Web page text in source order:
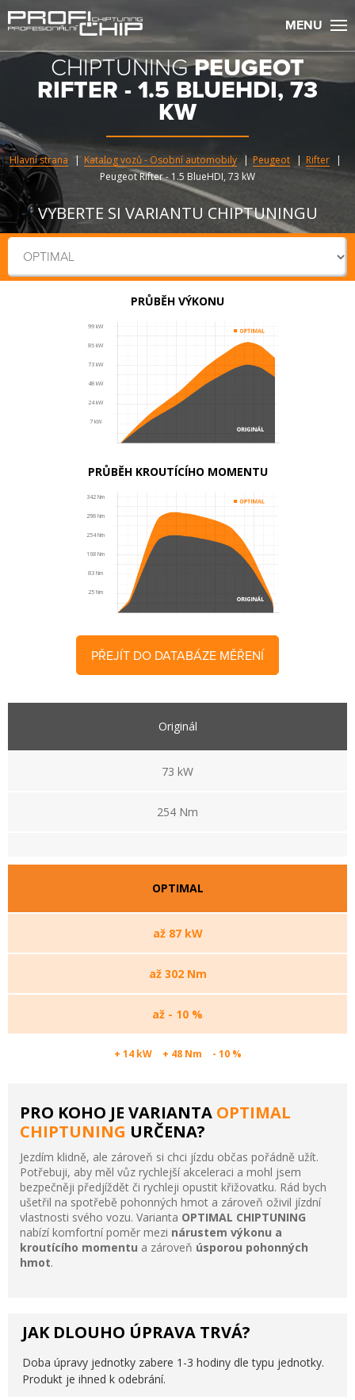
MENU
CHIPTUNING PEUGEOT
RIFTER - 1.5 BLUEHDI, 73
KW
Hlavní strana Katalog vozů - Osobní automobily Peugeot
Rifter
Peugeot Rifter - 1.5 BlueHDI, 73 kW
VYBERTE SI VARIANTU CHIPTUNINGU
PRŮBĚH VÝKONU
99 kW
86 kW
73 kW
48 kW
24 kW
7 kW
PRŮBĚH KROUTÍCÍHO MOMENTU
342 Nm
298 Nm
254 Nm
168 Nm
83 Nm
25 Nm
PŘEJÍT DO DATABÁZE MĚŘENÍ
Originál
73 kW
254 Nm
OPTIMAL
až 87 kW
až 302 Nm
až - 10 %
+ 14 kW + 48 Nm - 10 %
PRO KOHO JE VARIANTA OPTIMAL
CHIPTUNING URČENA?
Jezdím klidně, ale zároveň si chci jízdu občas pořádně užít.
Potřebuji, aby měl vůz rychlejší akceleraci a mohl jsem
bezpečněji předjíždět či rychleji opustit křižovatku. Rád bych
ušetřil na spotřebě pohonných hmot a zároveň oživil jízdní
vlastnosti svého vozu. Varianta OPTIMAL CHIPTUNING
nabízí komfortní poměr mezi nárustem výkonu a
kroutícího momentu a zároveň úsporou pohonných
hmot.
JAK DLOUHO ÚPRAVA TRVÁ?
Doba úpravy jednotky zabere 1-3 hodiny dle typu jednotky.
Produkt je ihned k odebrání.